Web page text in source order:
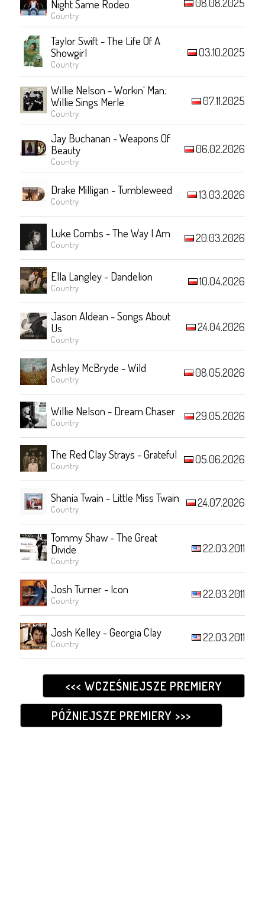
Night Same Rodeo
Country
Taylor Swift - The Life Of A
Showgirl
Country
03.10.2025
Willie Nelson - Workin' Man:
Willie Sings Merle
Country
07.11.2025
Jay Buchanan - Weapons Of
Beauty
Country
06.02.2026
Drake Milligan - Tumbleweed
Country 13.03.2026
Luke Combs - The Way I Am
Country 20.03.2026
Ella Langley - Dandelion
Country 10.04.2026
Jason Aldean - Songs About
Us
Country
24.04.2026
Ashley McBryde - Wild
Country 08.05.2026
Willie Nelson - Dream Chaser
Country 29.05.2026
The Red Clay Strays - Grateful
Country 05.06.2026
Shania Twain - Little Miss Twain
Country 24.07.2026
Tommy Shaw - The Great
Divide
Country
22.03.2011
Josh Turner - Icon
Country 22.03.2011
Josh Kelley - Georgia Clay
Country 22.03.2011
<<< WCZEŚNIEJSZE PREMIERY
PÓŹNIEJSZE PREMIERY >>>